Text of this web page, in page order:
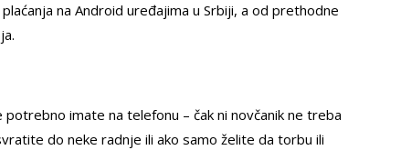
na Android uređajima u Srbiji, a od prethodne
imate na telefonu – čak ni novčanik ne treba
do neke radnje ili ako samo želite da torbu ili